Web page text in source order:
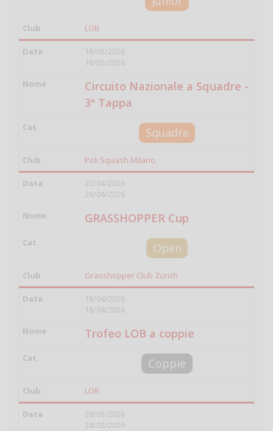
LOB
16/05/2026
16/05/2026
Circuito Nazionale a Squadre -
3ª Tappa
Squadre
Poli Squash Milano
22/04/2026
26/04/2026
GRASSHOPPER Cup
Open
Grasshopper Club Zurich
18/04/2026
18/04/2026
Trofeo LOB a coppie
Coppie
LOB
28/03/2026
28/03/2026